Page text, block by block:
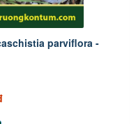
parviflora -